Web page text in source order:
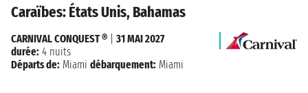
Caraïbes: États Unis, Bahamas
CARNIVAL CONQUEST ®
31 MAI 2027
durée: 4 nuits
Départs de: Miami débarquement: Miami